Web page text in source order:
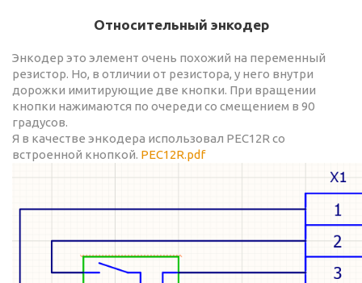
Относительный энкодер
Энкодер это элемент очень похожий на переменный
резистор. Но, в отличии от резистора, у него внутри
дорожки имитирующие две кнопки. При вращении
кнопки нажимаются по очереди со смещением в 90
градусов.
Я в качестве энкодера использовал PEC12R со
встроенной кнопкой. PEC12R.pdf